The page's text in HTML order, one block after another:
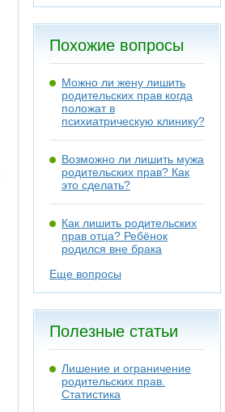
Похожие вопросы
Можно ли жену лишить
родительских прав когда
положат в
психиатрическую клинику?
Возможно ли лишить мужа
родительских прав? Как
это сделать?
Как лишить родительских
прав отца? Ребёнок
родился вне брака
Еще вопросы
Полезные статьи
Лишение и ограничение
родительских прав.
Статистика